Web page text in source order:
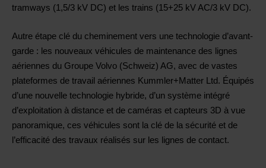
tramways (1,5/3 kV DC) et les trains (15+25 kV AC/3 kV DC).
Autre étape clé du cheminement vers une technologie d’avant-
garde : les nouveaux véhicules de maintenance des lignes
aériennes du Groupe Volvo (Schweiz) AG, avec de vastes
plateformes de travail aériennes Kummler+Matter Ltd. Équipés
d’une nouvelle technologie hybride, d’un système intégré
d’exploitation à distance et de caméras et capteurs 3D à vue
panoramique, ces véhicules sont la clé de la sécurité et de
l’efficacité des travaux réalisés sur les lignes de contact.